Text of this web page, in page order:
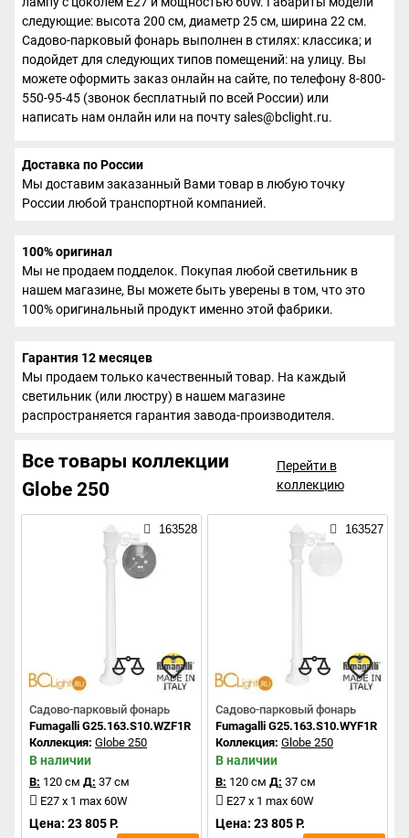
следующие: высота 200 см, диаметр 25 см, ширина 22 см.
Садово-парковый фонарь выполнен в стилях: классика; и
подойдет для следующих типов помещений: на улицу. Вы
можете оформить заказ онлайн на сайте, по телефону 8-800-
550-95-45 (звонок бесплатный по всей России) или
написать нам онлайн или на почту sales@bclight.ru.
Доставка по России
Мы доставим заказанный Вами товар в любую точку
России любой транспортной компанией.
100% оригинал
Мы не продаем подделок. Покупая любой светильник в
нашем магазине, Вы можете быть уверены в том, что это
100% оригинальный продукт именно этой фабрики.
Гарантия 12 месяцев
Мы продаем только качественный товар. На каждый
светильник (или люстру) в нашем магазине
распространяется гарантия завода-производителя.
Все товары коллекции
Globe 250
Перейти в
коллекцию
163528
Садово-парковый фонарь
Fumagalli G25.163.S10.WZF1R
Коллекция: Globe 250
В наличии
В: 120 см Д: 37 см
E27 x 1 max 60W
Цена: 23 805 Р.
163527
Садово-парковый фонарь
Fumagalli G25.163.S10.WYF1R
Коллекция: Globe 250
В наличии
В: 120 см Д: 37 см
E27 x 1 max 60W
Цена: 23 805 Р.